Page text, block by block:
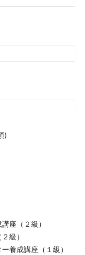
)
座（２級）
級）
養成講座（１級）